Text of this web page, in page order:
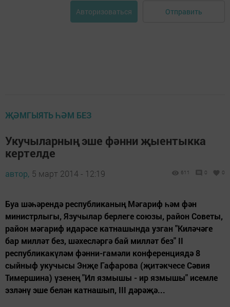
Авторизоваться Отправить
ҖӘМГЫЯТЬ ҺӘМ БЕЗ
Укучыларның эше фәнни җыентыкка
кертелде
автор, 5 март 2014 - 12:19 611 0 0
Буа шәһәрендә республиканың Мәгариф һәм фән
министрлыгы, Язучылар берлеге союзы, район Советы,
район мәгариф идарәсе катнашында узган "Киләчәге
бар милләт без, шәхесләргә бай милләт без" II
республикакүләм фәнни-гамәли конференциядә 8
сыйныф укучысы Энҗе Гафарова (җитәкчесе Сәвия
Тимершина) үзенең "Ил язмышы - ир язмышы" исемле
эзләнү эше белән катнашып, III дәрәҗә...